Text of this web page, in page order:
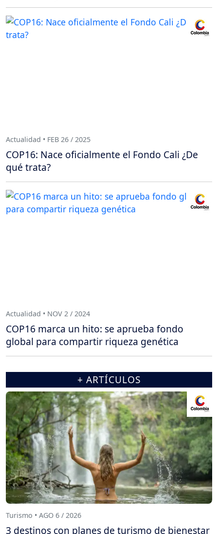
Actualidad • FEB 26 / 2025
COP16: Nace oficialmente el Fondo Cali ¿De
qué trata?
Actualidad • NOV 2 / 2024
COP16 marca un hito: se aprueba fondo
global para compartir riqueza genética
+ ARTÍCULOS
Turismo • AGO 6 / 2026
3 destinos con planes de turismo de bienestar